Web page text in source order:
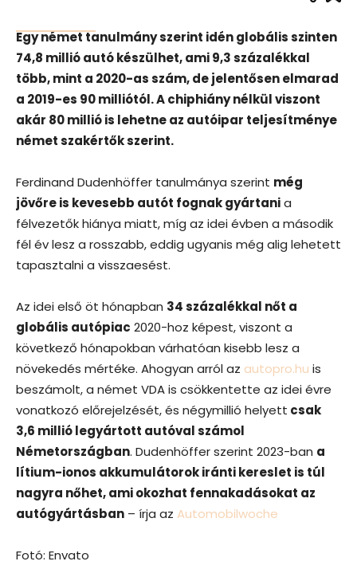
Egy német tanulmány szerint idén globális szinten
74,8 millió autó készülhet, ami 9,3 százalékkal
több, mint a 2020-as szám, de jelentősen elmarad
a 2019-es 90 milliótól. A chiphiány nélkül viszont
akár 80 millió is lehetne az autóipar teljesítménye
német szakértők szerint.
Ferdinand Dudenhöffer tanulmánya szerint még
jövőre is kevesebb autót fognak gyártania
félvezetők hiánya miatt, míg az idei évben a második
fél év lesz a rosszabb, eddig ugyanis még alig lehetett
tapasztalni a visszaesést.
Az idei első öt hónapban 34 százalékkal nőt a
globális autópiac 2020-hoz képest, viszont a
következő hónapokban várhatóan kisebb lesz a
növekedés mértéke. Ahogyan arról az autopro.hu is
beszámolt, a német VDA is csökkentette az idei évre
vonatkozó előrejelzését, és négymillió helyett csak
3,6 millió legyártott autóval számol
Németországban. Dudenhöffer szerint 2023-ban a
lítium-ionos akkumulátorok iránti kereslet is túl
nagyra nőhet, ami okozhat fennakadásokat az
autógyártásban – írja az Automobilwoche
Fotó: Envato